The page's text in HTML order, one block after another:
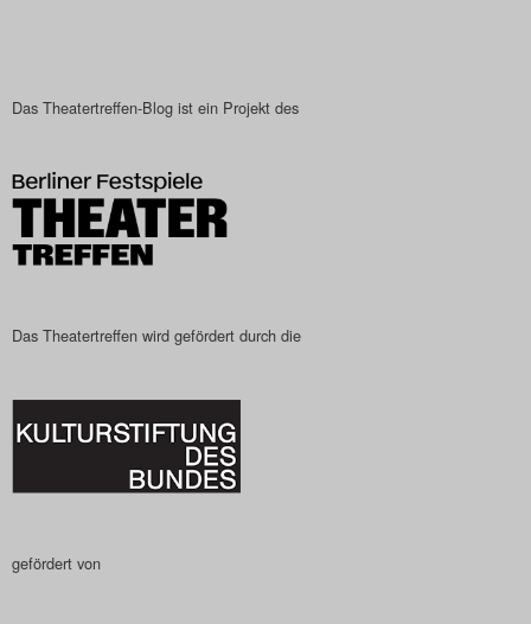
2024
Das Theatertreffen-Blog
Das Theatertreffen-Blog
Archiv
Impressum
Das Theatertreffen-Blog ist ein Projekt des
Das Theatertreffen wird gefördert durch die
gefördert von